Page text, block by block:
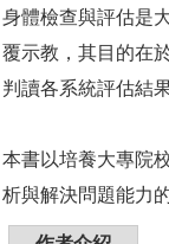
身體檢查與評估是
覆示教，其目的在
判讀各系統評估結
本書以培養大專院
析與解決問題能力